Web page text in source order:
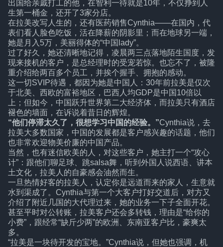
出国给亲戚打工的他，在智利一待就是10年，不仅挣到人
生第一桶金，还开了3家分店。
在拉美改写人生的，还有医药销售Cynthia——在国内，代
表们看人脸色吃饭，活在降薪的阴影里；而在地球另一端，
她是月入5万，美丽得体的“中国lady”。
过了好久，她还清晰地记得，凌晨两三点落地陌生国度，发
现来接机的客户，是总经理时的受宠若惊。也忘不了，被隆
重介绍给两百多个员工，并挨个握手、拥抱的感动。
这一切SVIP待遇，都因为她是中国人：30年前拉美是仅次
于北美、西欧的富裕地区，巴西人均GDP是中国10倍以
上；但如今，中国跃升世界第二大经济体，而拉美只有酒店
褪色的墙面，在诉说着昔日的辉煌。
“他们停滞太久了，很想学习中国的经验。”Cynthia说，去
拉美大多数国家，中国的发展都是客户感兴趣的话题，他们
也非常欢迎物美价廉的中国产品。
当然，也有迷信欧美的人，对这些客户，她主打一个“攻心
计”：跟他们聊足球、跳salsa舞，听到外国人说西语、讲本
土文化，拉美人的自豪感会油然而生。
一旦热情好客的拉美人，认定你是远道而来的家人，生意就
水到渠成了。Cynthia与第一个大客户打好交道后，对方又
介绍了附近几国的大代理过来，她的业务一下子全面开花。
甚至平时对公转账，拉美客户还会多转钱，理由是“给你的
小费”，跟经常“缺斤少两”的欧洲、东南亚客户比，豪爽太
多。
“拉美是一块待开发的宝地。”Cynthia说，但她也强调，机